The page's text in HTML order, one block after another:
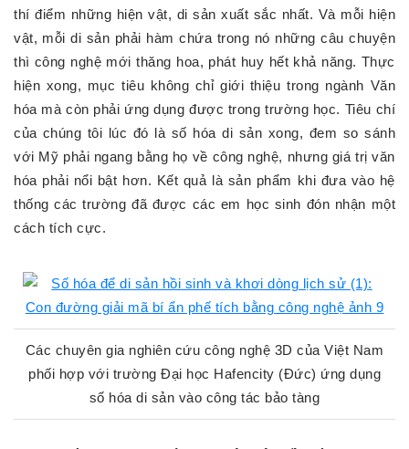
thí điểm những hiện vật, di sản xuất sắc nhất. Và mỗi hiện
vật, mỗi di sản phải hàm chứa trong nó những câu chuyện
thì công nghệ mới thăng hoa, phát huy hết khả năng. Thực
hiện xong, mục tiêu không chỉ giới thiệu trong ngành Văn
hóa mà còn phải ứng dụng được trong trường học. Tiêu chí
của chúng tôi lúc đó là số hóa di sản xong, đem so sánh
với Mỹ phải ngang bằng họ về công nghệ, nhưng giá trị văn
hóa phải nổi bật hơn. Kết quả là sản phẩm khi đưa vào hệ
thống các trường đã được các em học sinh đón nhận một
cách tích cực.
Các chuyên gia nghiên cứu công nghệ 3D của Việt Nam
phối hợp với trường Đại học Hafencity (Đức) ứng dụng
số hóa di sản vào công tác bảo tàng